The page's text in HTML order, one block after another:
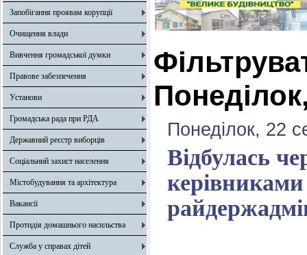
Запобігання проявам корупції
Очищення влади
Вивчення громадської думки
Правове забезпечення
Установи
Громадська рада при РДА
Державний реєстр виборців
Соціальний захист населення
Містобудування та архітектура
Вакансії
Протидія домашнього насильства
Служба у справах дітей
Понеділок, 22
Відбулась
керівниками